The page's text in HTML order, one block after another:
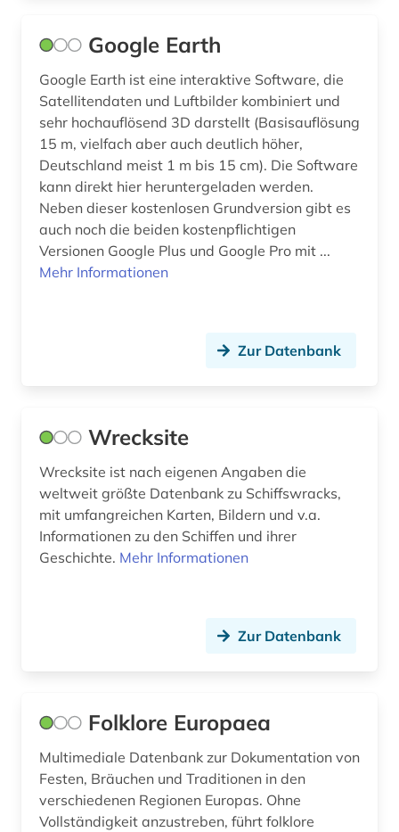
beobachtungsstudie (1)
berechnung (1)
bergbau (3)
bergbaustatistik (2)
bergen (2)
bericht (1)
berufsforschung (1)
berufskrankheit (1)
berufsschule (1)
beschäftigungstherapie (1)
besetzung (3)
besoldung (1)
Google Earth
Google Earth ist eine interaktive Software, die
Satellitendaten und Luftbilder kombiniert und
sehr hochauflösend 3D darstellt (Basisauflösung
15 m, vielfach aber auch deutlich höher,
Deutschland meist 1 m bis 15 cm). Die Software
kann direkt hier heruntergeladen werden.
Neben dieser kostenlosen Grundversion gibt es
auch noch die beiden kostenpflichtigen
Versionen Google Plus und Google Pro mit ...
Mehr Informationen
Zur Datenbank
Wrecksite
Wrecksite ist nach eigenen Angaben die
weltweit größte Datenbank zu Schiffswracks,
mit umfangreichen Karten, Bildern und v.a.
Informationen zu den Schiffen und ihrer
Geschichte. Mehr Informationen
Zur Datenbank
Folklore Europaea
Multimediale Datenbank zur Dokumentation von
Festen, Bräuchen und Traditionen in den
verschiedenen Regionen Europas. Ohne
Vollständigkeit anzustreben, führt folklore